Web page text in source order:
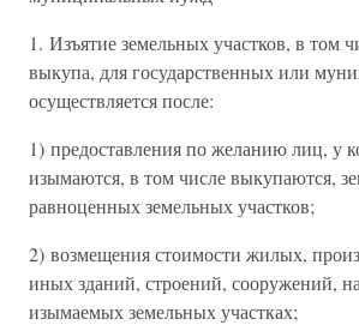
1. Изъятие земельных участков, в том
выкупа, для государственных или
осуществляется после:
1) предоставления по желанию лиц, у
изымаются, в том числе выкупаются,
равноценных земельных участков;
2) возмещения стоимости жилых,
иных зданий, строений, сооружений,
изымаемых земельных участках;